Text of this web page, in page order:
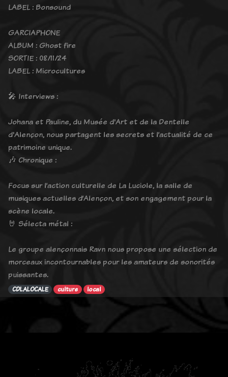
LABEL : Bonsound
GARCIAPHONE
ALBUM : Ghost fire
SORTIE : 08/11/24
LABEL : Microcultures
🎤 Interviews :
Johana et Pauline, du Musée d'Art et de la Dentelle
d'Alençon, nous partagent les secrets et l’actualité de ce
patrimoine unique.
🎶 Chronique :
Focus sur l’action culturelle de La Luciole, la salle de
musiques actuelles d’Alençon, et son engagement pour la
scène locale.
🤘 Sélecta métal :
Le groupe alençonnais Ravn nous propose une sélection de
morceaux incontournables pour les amateurs de sonorités
puissantes.
CDLALOCALE culture local